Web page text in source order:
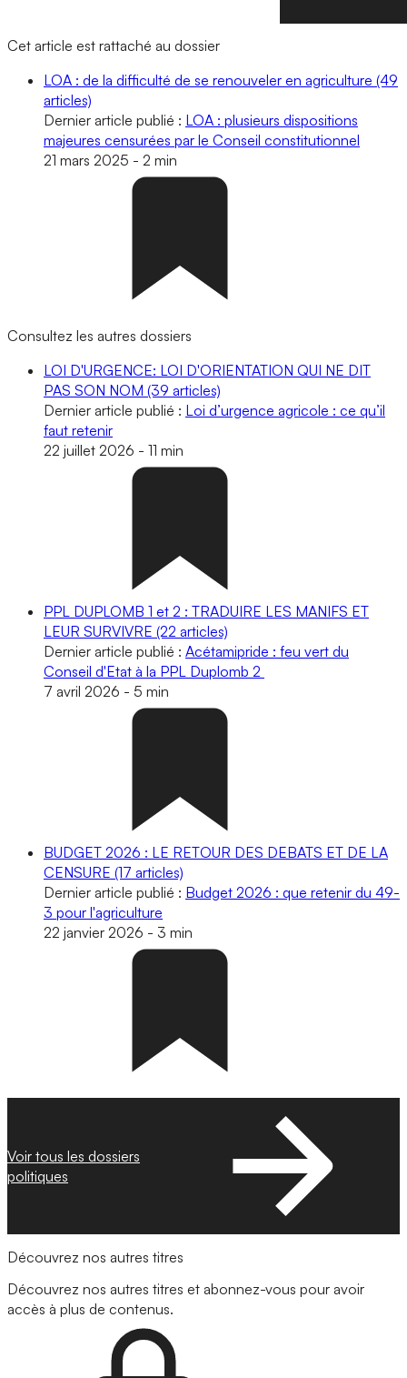
Cet article est rattaché au dossier
LOA : de la difficulté de se renouveler en agriculture (49
articles)
Dernier article publié : LOA : plusieurs dispositions
majeures censurées par le Conseil constitutionnel
21 mars 2025 - 2 min
Consultez les autres dossiers
LOI D'URGENCE: LOI D'ORIENTATION QUI NE DIT
PAS SON NOM (39 articles)
Dernier article publié : Loi d’urgence agricole : ce qu’il
faut retenir
22 juillet 2026 - 11 min
PPL DUPLOMB 1 et 2 : TRADUIRE LES MANIFS ET
LEUR SURVIVRE (22 articles)
Dernier article publié : Acétamipride : feu vert du
Conseil d'Etat à la PPL Duplomb 2
7 avril 2026 - 5 min
BUDGET 2026 : LE RETOUR DES DEBATS ET DE LA
CENSURE (17 articles)
Dernier article publié : Budget 2026 : que retenir du 49-
3 pour l'agriculture
22 janvier 2026 - 3 min
Voir tous les dossiers
politiques
Découvrez nos autres titres
Découvrez nos autres titres et abonnez-vous pour avoir
accès à plus de contenus.